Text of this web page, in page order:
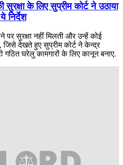
के लिए सुप्रीम कोर्ट ने उठाया
निर्देश
पर सुरक्षा नहीं मिलती और उन्हें कोई
जिसे देखते हुए सुप्रीम कोर्ट ने केन्द्र
गठित घरेलु कामगारों के लिए कानून बनाए.